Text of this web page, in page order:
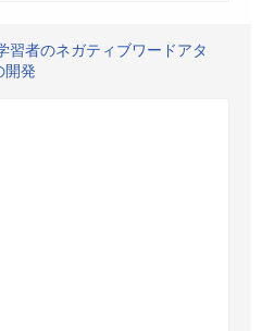
習者のネガティブワードアタ
開発